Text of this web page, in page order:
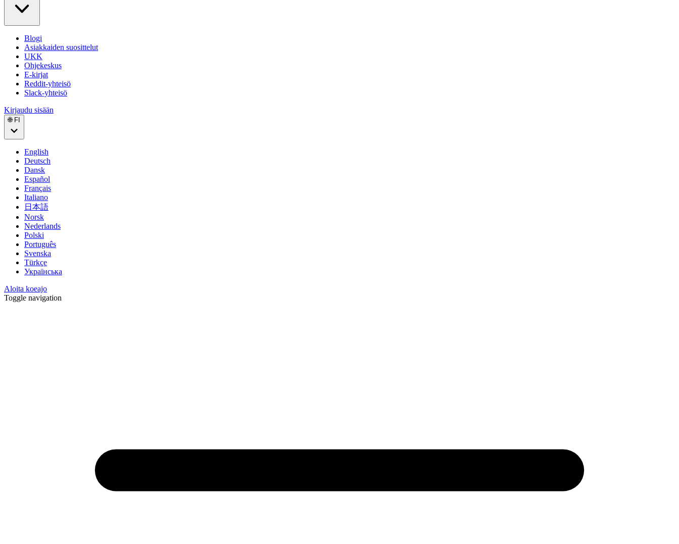
Blogi
Asiakkaiden suosittelut
UKK
Ohjekeskus
E-kirjat
Reddit-yhteisö
Slack-yhteisö
Kirjaudu sisään
🌐 FI
English
Deutsch
Dansk
Español
Français
Italiano
日本語
Norsk
Nederlands
Polski
Português
Svenska
Türkçe
Українська
Aloita koeajo
Toggle navigation